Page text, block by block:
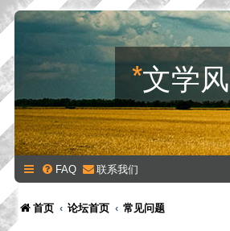
*文学风
FAQ 联系我们
首页 论坛首页 常见问题